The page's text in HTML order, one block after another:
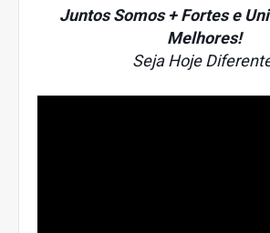
Juntos Somos + Fortes e
Melhores!
Seja Hoje